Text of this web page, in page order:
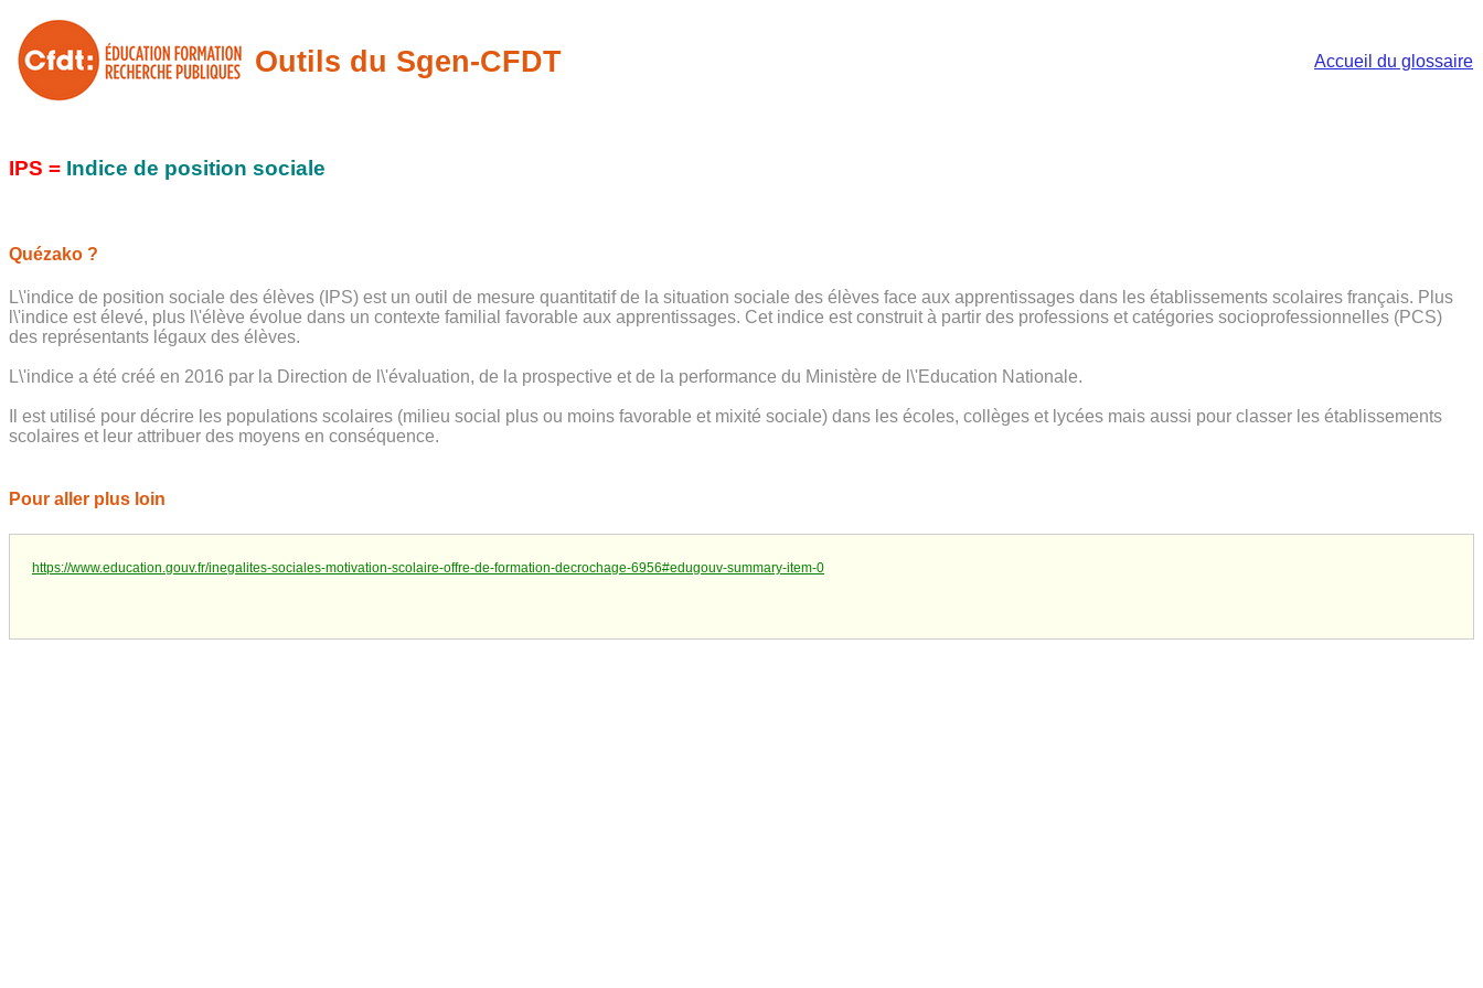
Outils du Sgen-CFDT Accueil du glossaire
IPS = Indice de position sociale
Quézako ?
L\'indice de position sociale des élèves (IPS) est un outil de mesure quantitatif de la situation sociale des élèves face aux apprentissages dans les établissements scolaires français. Plus
l\'indice est élevé, plus l\'élève évolue dans un contexte familial favorable aux apprentissages. Cet indice est construit à partir des professions et catégories socioprofessionnelles (PCS)
des représentants légaux des élèves.
L\'indice a été créé en 2016 par la Direction de l\'évaluation, de la prospective et de la performance du Ministère de l\'Education Nationale.
Il est utilisé pour décrire les populations scolaires (milieu social plus ou moins favorable et mixité sociale) dans les écoles, collèges et lycées mais aussi pour classer les établissements
scolaires et leur attribuer des moyens en conséquence.
Pour aller plus loin
https://www.education.gouv.fr/inegalites-sociales-motivation-scolaire-offre-de-formation-decrochage-6956#edugouv-summary-item-0